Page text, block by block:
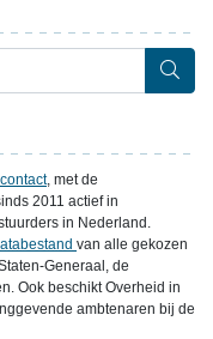
, met de
2011 actief in
in Nederland.
van alle gekozen
Generaal, de
Ook beschikt Overheid in
ambtenaren bij de